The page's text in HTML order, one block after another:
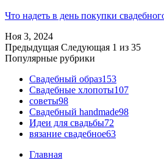
Что надеть в день покупки
Ноя 3, 2024
Предыдущая Следующая 1 из 35
Популярные рубрики
Свадебный образ153
Свадебные хлопоты107
советы98
Свадебный handmade98
Идеи для свадьбы72
вязание свадебное63
Главная